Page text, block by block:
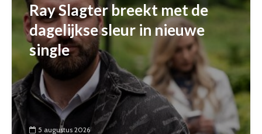
Ray Slagter breekt met de
dagelijkse sleur in nieuwe
single
5 augustus 2026